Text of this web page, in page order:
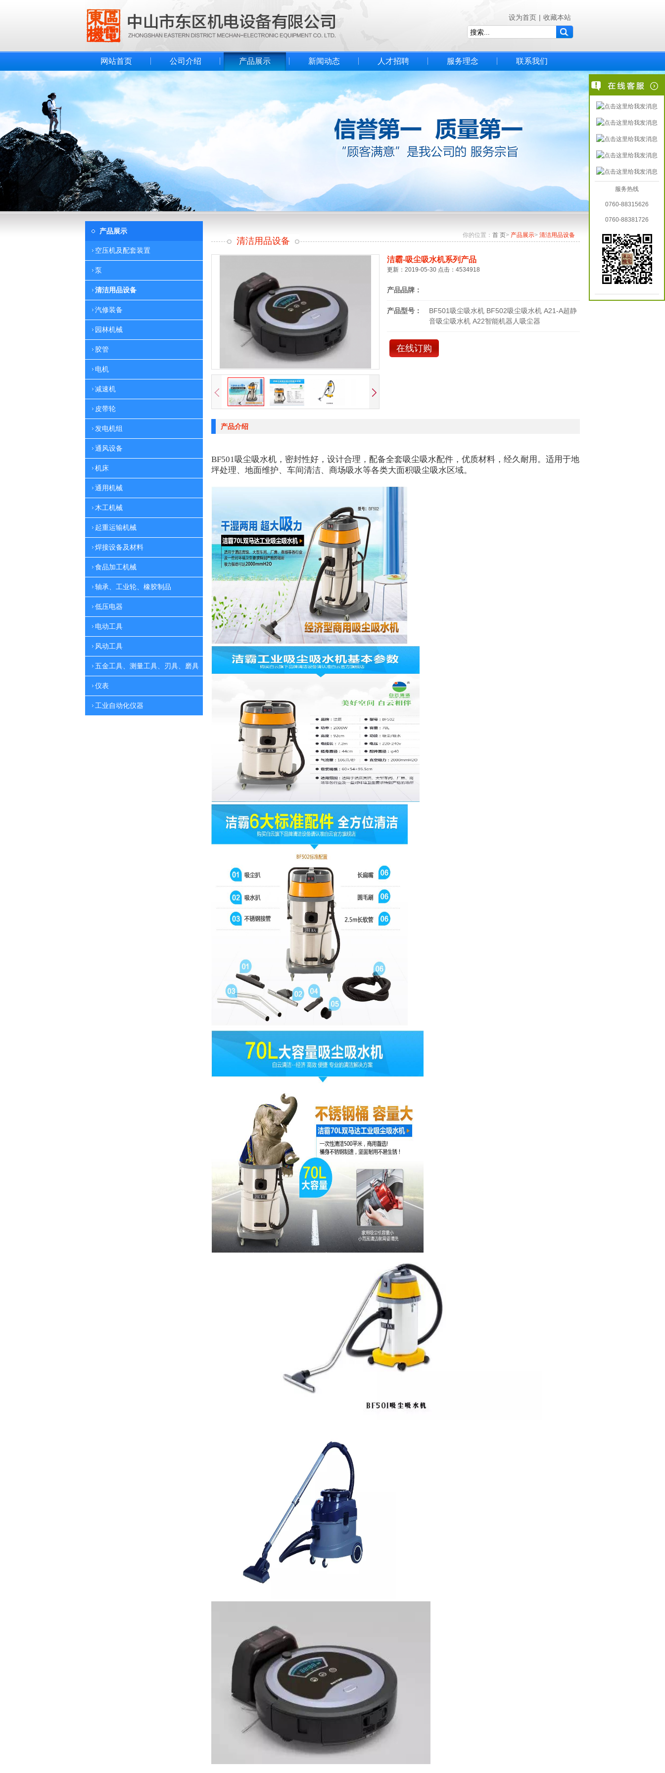
设为首页 | 收藏本站
网站首页 公司介绍 产品展示 新闻动态 人才招聘 服务理念 联系我们
产品展示
空压机及配套装置
泵
清洁用品设备
汽修装备
园林机械
胶管
电机
减速机
皮带轮
发电机组
通风设备
机床
通用机械
木工机械
起重运输机械
焊接设备及材料
食品加工机械
轴承、工业轮、橡胶制品
低压电器
电动工具
风动工具
五金工具、测量工具、刃具、磨具
仪表
工业自动化仪器
你的位置： 首 页> 产品展示> 清洁用品设备
清洁用品设备
洁霸-吸尘吸水机系列产品
更新：2019-05-30 点击：4534918
产品品牌：
产品型号：
BF501吸尘吸水机 BF502吸尘吸水机 A21-A超静
音吸尘吸水机 A22智能机器人吸尘器
在线订购
产品介绍
BF501吸尘吸水机，密封性好，设计合理，配备全套吸尘吸水配件，优质材料，经久耐用。适用于地
坪处理、地面维护、车间清洁、商场吸水等各类大面积吸尘吸水区域。
服务热线
0760-88315626
0760-88381726